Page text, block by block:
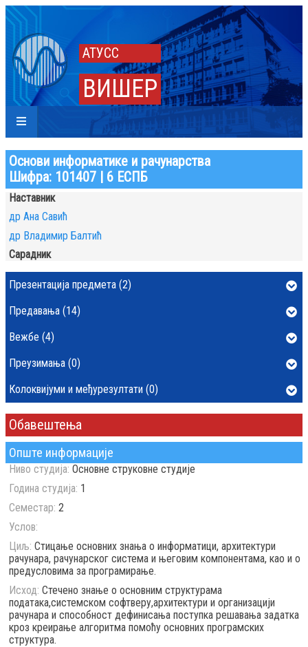
АТУСС
ВИШЕР
Основи информатике и рачунарства
Шифра: 101407 | 6 ЕСПБ
Опште информације
Ниво студија: Основне струковне студије
Година студија: 1
Семестар: 2
Услов:
Циљ: Стицање основних знања o информатици, архитектури
рачунара, рачунарског система и његовим компонентама, као и о
предусловима за програмирање.
Исход: Стечено знање о основним структурама
података,системском софтверу,архитектури и организацији
рачунара и способност дефинисања поступка решавања задатка
кроз креирање алгоритма помоћу основних програмских
структура.
Наставник
др Ана Савић
др Владимир Балтић
Сарадник
Презентација предмета (2)
Предавања (14)
Вежбе (4)
Преузимања (0)
Колоквијуми и међурезултати (0)
Обавештења